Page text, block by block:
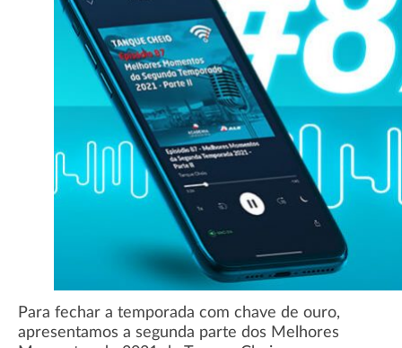
Para fechar a temporada com chave de ouro,
apresentamos a segunda parte dos Melhores